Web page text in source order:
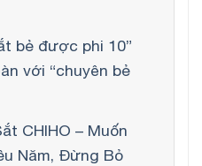
bẻ được phi 10”
với “chuyên bẻ
CHIHO – Muốn
Năm, Đừng Bỏ